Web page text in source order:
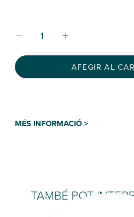
AFEGIR AL
MÉS INFORMACIÓ >
TAMBÉ POT